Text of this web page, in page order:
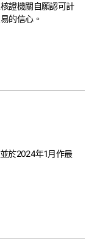
證機關自願認可計
的信心。
於2024年1月作最